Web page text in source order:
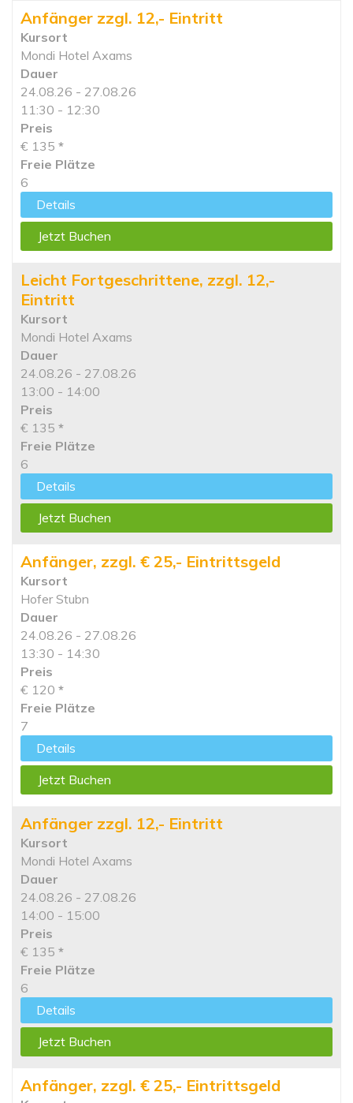
Anfänger zzgl. 12,- Eintritt
Kursort
Mondi Hotel Axams
Dauer
24.08.26 - 27.08.26
11:30 - 12:30
Preis
€ 135 *
Freie Plätze
6
Details
Jetzt Buchen
Leicht Fortgeschrittene, zzgl. 12,-
Eintritt
Kursort
Mondi Hotel Axams
Dauer
24.08.26 - 27.08.26
13:00 - 14:00
Preis
€ 135 *
Freie Plätze
6
Details
Jetzt Buchen
Anfänger, zzgl. € 25,- Eintrittsgeld
Kursort
Hofer Stubn
Dauer
24.08.26 - 27.08.26
13:30 - 14:30
Preis
€ 120 *
Freie Plätze
7
Details
Jetzt Buchen
Anfänger zzgl. 12,- Eintritt
Kursort
Mondi Hotel Axams
Dauer
24.08.26 - 27.08.26
14:00 - 15:00
Preis
€ 135 *
Freie Plätze
6
Details
Jetzt Buchen
Anfänger, zzgl. € 25,- Eintrittsgeld